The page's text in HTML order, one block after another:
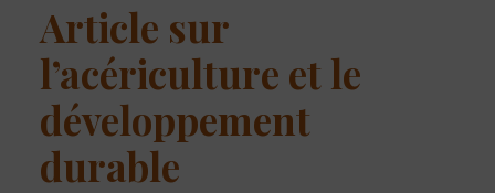
Article sur
l’acériculture et le
développement
durable